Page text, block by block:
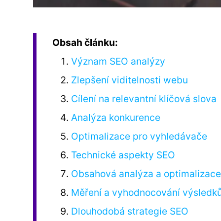
Obsah článku:
Význam SEO analýzy
Zlepšení viditelnosti webu
Cílení na relevantní klíčová slova
Analýza konkurence
Optimalizace pro vyhledávače
Technické aspekty SEO
Obsahová analýza a optimalizace
Měření a vyhodnocování
Dlouhodobá strategie SEO